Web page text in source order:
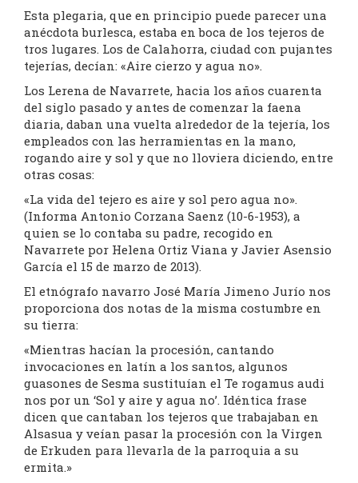
Esta plegaria, que en principio puede parecer una
anécdota burlesca, estaba en boca de los tejeros de
tros lugares. Los de Calahorra, ciudad con pujantes
tejerías, decían: «Aire cierzo y agua no».
Los Lerena de Navarrete, hacia los años cuarenta
del siglo pasado y antes de comenzar la faena
diaria, daban una vuelta alrededor de la tejería, los
empleados con las herramientas en la mano,
rogando aire y sol y que no lloviera diciendo, entre
otras cosas:
«La vida del tejero es aire y sol pero agua no».
(Informa Antonio Corzana Saenz (10-6-1953), a
quien se lo contaba su padre, recogido en
Navarrete por Helena Ortiz Viana y Javier Asensio
García el 15 de marzo de 2013).
El etnógrafo navarro José María Jimeno Jurío nos
proporciona dos notas de la misma costumbre en
su tierra:
«Mientras hacían la procesión, cantando
invocaciones en latín a los santos, algunos
guasones de Sesma sustituían el Te rogamus audi
nos por un ‘Sol y aire y agua no’. Idéntica frase
dicen que cantaban los tejeros que trabajaban en
Alsasua y veían pasar la procesión con la Virgen
de Erkuden para llevarla de la parroquia a su
ermita.»